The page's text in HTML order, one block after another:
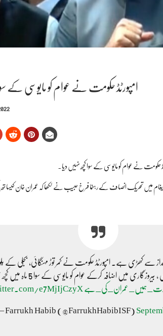
امپورٹڈ حکومت نے عوام کو مایوسی کے
نے عوام کو مایوسی کے سوا کچھ نہیں دیا۔
میں تحریک انصاف کے رہنما فرخ حبیب نے لکھا کہ عمران خان کیساتھ
سے کھڑی ہے۔ امپورٹڈ حکومت نے کمر توڑ مہنگائی، بجلی
میں اضافہ کرکے عوام کو مایوسی کے سوا 5 ماہ میں کچھ نہیں دیا۔
e7MjIjCzyX
Habib (@FarrukhHabibISF)